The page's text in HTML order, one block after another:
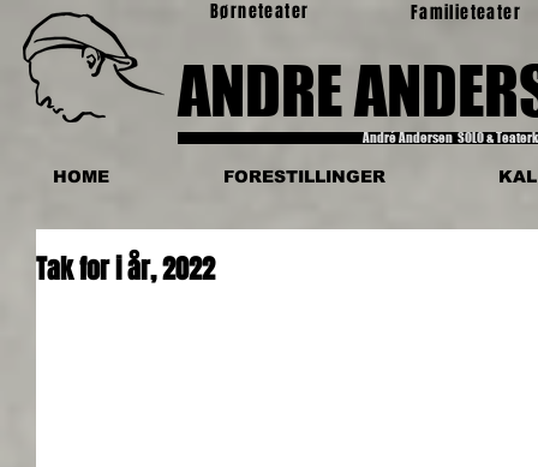
Børneteater Familieteater
ANDRE
André Andersen SOLO &
HOME FORESTILLINGER
Tak for i år, 2022